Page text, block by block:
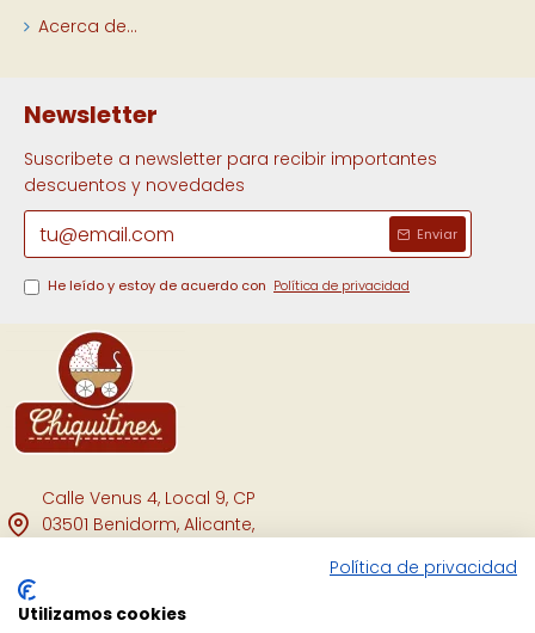
Acerca de...
Newsletter
Suscribete a newsletter para recibir importantes
descuentos y novedades
Enviar
He leído y estoy de acuerdo con Política de privacidad
Calle Venus 4, Local 9, CP
03501 Benidorm, Alicante,
Política de privacidad
Utilizamos cookies